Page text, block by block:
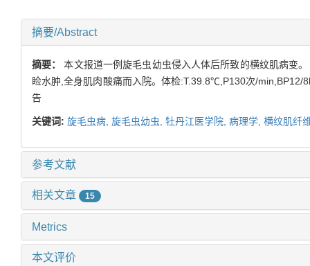
摘要/Abstract
摘要：本文报道一例旋毛虫幼虫侵入人体后所致的横纹肌病变
睑水肿,全身肌肉酸痛而入院。体检:T.39.8℃,P130次/min,BP12/
告
关键词: 旋毛虫病, 旋毛虫幼虫, 牡丹江医学院, 病理学, 横纹肌纤
参考文献
相关文章 15
Metrics
本文评价